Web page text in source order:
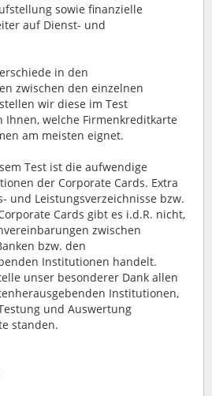
sowie finanzielle
auf Dienst- und
in den
zwischen den einzelnen
wir diese im Test
Ihnen, welche Firmenkreditkarte
am meisten eignet.
Test ist die aufwendige
der Corporate Cards. Extra
und Leistungsverzeichnisse bzw.
Cards gibt es i.d.R. nicht,
zwischen
bzw. den
Institutionen handelt.
unser besonderer Dank allen
Institutionen,
und Auswertung
standen.